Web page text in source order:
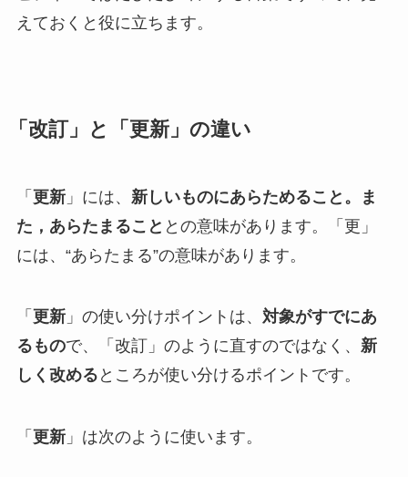
えておくと役に立ちます。
「改訂」と「更新」の違い
「 更新」には、 新しいものにあらためること。ま
た，あらたまること との意味があります。「更」
には、“あらたまる”の意味があります。
「 更新」の使い分けポイントは、 対象がすでにあ
るもので、「改訂」のように直すのではなく、 新
しく改める ところが使い分けるポイントです。
「 更新」は次のように使います。